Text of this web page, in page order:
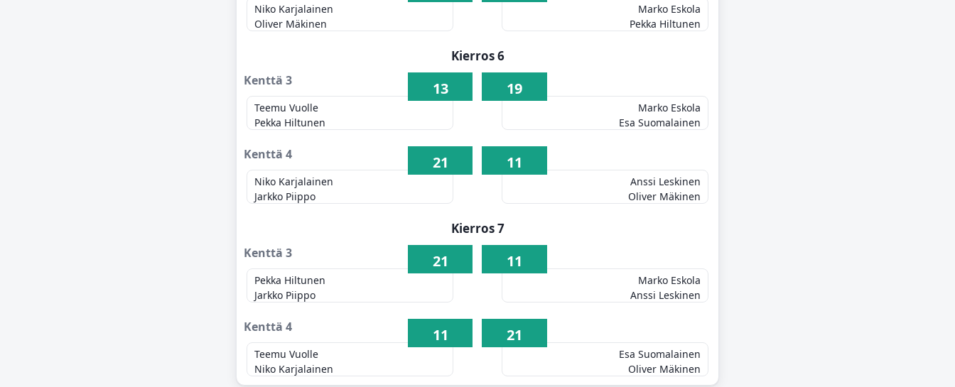
Niko Karjalainen
Oliver Mäkinen
Marko Eskola
Pekka Hiltunen
Kierros 6
Kenttä 3
Teemu Vuolle
Pekka Hiltunen
13 19
Marko Eskola
Esa Suomalainen
Kenttä 4
Niko Karjalainen
Jarkko Piippo
21 11
Anssi Leskinen
Oliver Mäkinen
Kierros 7
Kenttä 3
Pekka Hiltunen
Jarkko Piippo
21 11
Marko Eskola
Anssi Leskinen
Kenttä 4
Teemu Vuolle
Niko Karjalainen
11 21
Esa Suomalainen
Oliver Mäkinen